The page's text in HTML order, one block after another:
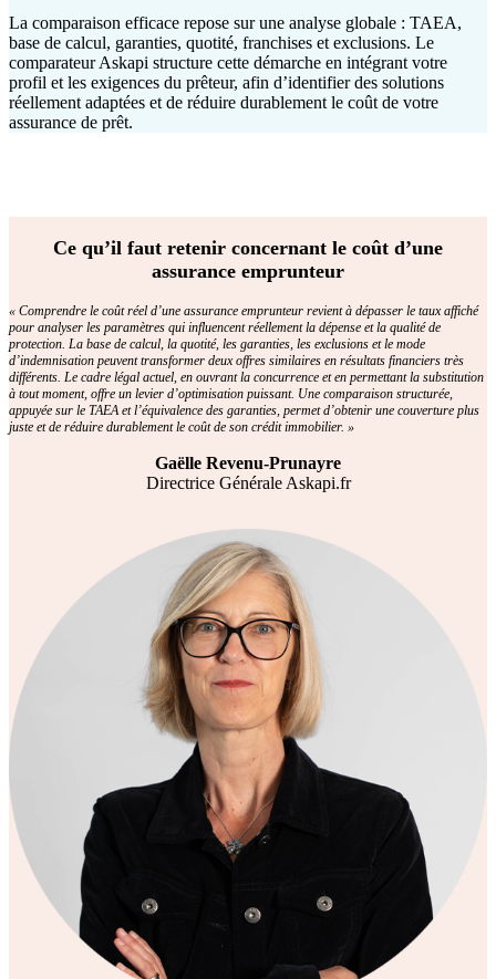
La comparaison efficace repose sur une analyse globale : TAEA,
base de calcul, garanties, quotité, franchises et exclusions. Le
comparateur Askapi structure cette démarche en intégrant votre
profil et les exigences du prêteur, afin d’identifier des solutions
réellement adaptées et de réduire durablement le coût de votre
assurance de prêt.
Ce qu’il faut retenir concernant le coût d’une
assurance emprunteur
« Comprendre le coût réel d’une assurance emprunteur revient à dépasser le taux affiché
pour analyser les paramètres qui influencent réellement la dépense et la qualité de
protection. La base de calcul, la quotité, les garanties, les exclusions et le mode
d’indemnisation peuvent transformer deux offres similaires en résultats financiers très
différents. Le cadre légal actuel, en ouvrant la concurrence et en permettant la substitution
à tout moment, offre un levier d’optimisation puissant. Une comparaison structurée,
appuyée sur le TAEA et l’équivalence des garanties, permet d’obtenir une couverture plus
juste et de réduire durablement le coût de son crédit immobilier. »
Gaëlle Revenu-Prunayre
Directrice Générale Askapi.fr